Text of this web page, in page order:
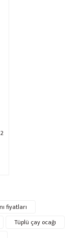
fiyatları
Tüplü çay ocağı